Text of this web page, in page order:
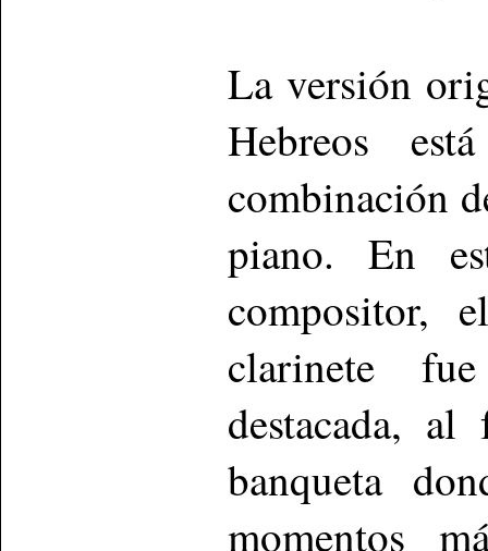
La versión
Hebreos
combinación
piano. En
compositor,
clarinete
destacada,
banqueta
momentos